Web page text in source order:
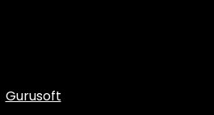
Gurusoft